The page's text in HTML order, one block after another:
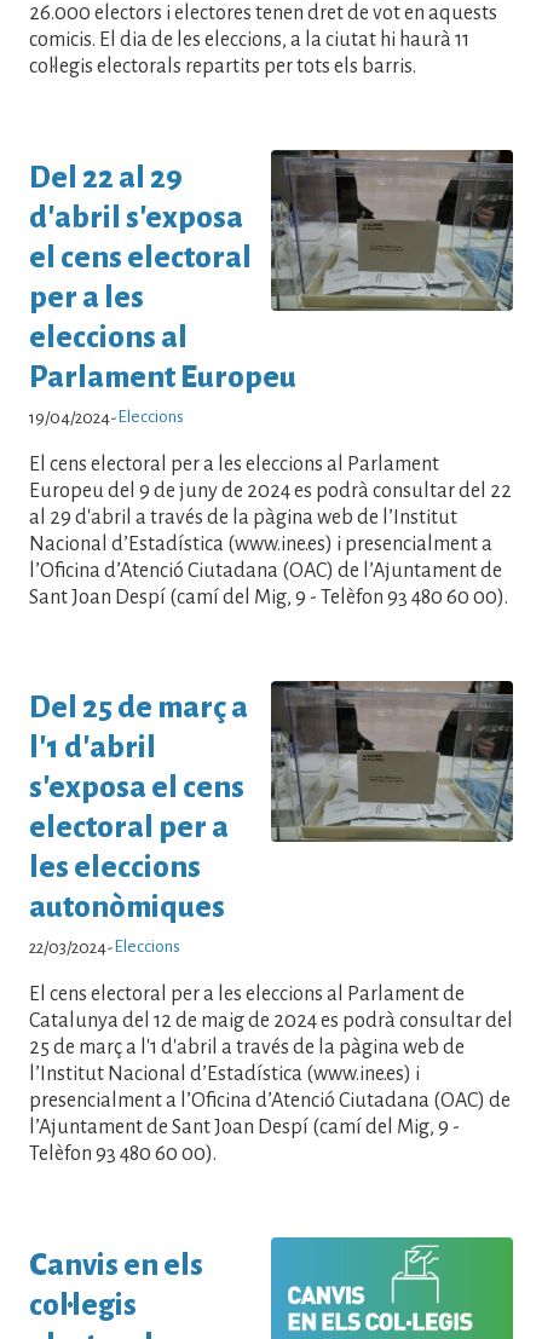
26.000 electors i electores tenen dret de vot en aquests
comicis. El dia de les eleccions, a la ciutat hi haurà 11
col·legis electorals repartits per tots els barris.
Del 22 al 29
d'abril s'exposa
el cens electoral
per a les
eleccions al
Parlament Europeu
19/04/2024- Eleccions
El cens electoral per a les eleccions al Parlament
Europeu del 9 de juny de 2024 es podrà consultar del 22
al 29 d'abril a través de la pàgina web de l’Institut
Nacional d’Estadística (www.ine.es) i presencialment a
l’Oficina d’Atenció Ciutadana (OAC) de l’Ajuntament de
Sant Joan Despí (camí del Mig, 9 - Telèfon 93 480 60 00).
Del 25 de març a
l'1 d'abril
s'exposa el cens
electoral per a
les eleccions
autonòmiques
22/03/2024- Eleccions
El cens electoral per a les eleccions al Parlament de
Catalunya del 12 de maig de 2024 es podrà consultar del
25 de març a l'1 d'abril a través de la pàgina web de
l’Institut Nacional d’Estadística (www.ine.es) i
presencialment a l’Oficina d’Atenció Ciutadana (OAC) de
l’Ajuntament de Sant Joan Despí (camí del Mig, 9 -
Telèfon 93 480 60 00).
Canvis en els
col·legis